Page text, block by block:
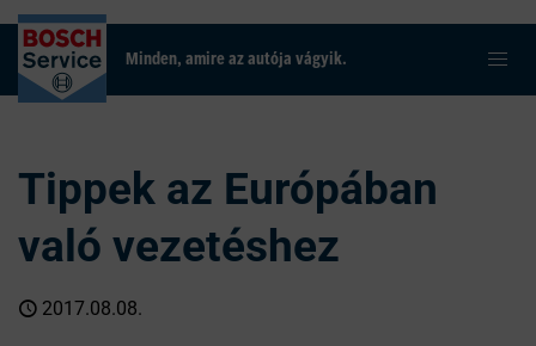
Minden, amire az autója vágyik.
Tippek az Európában
való vezetéshez
2017.08.08.